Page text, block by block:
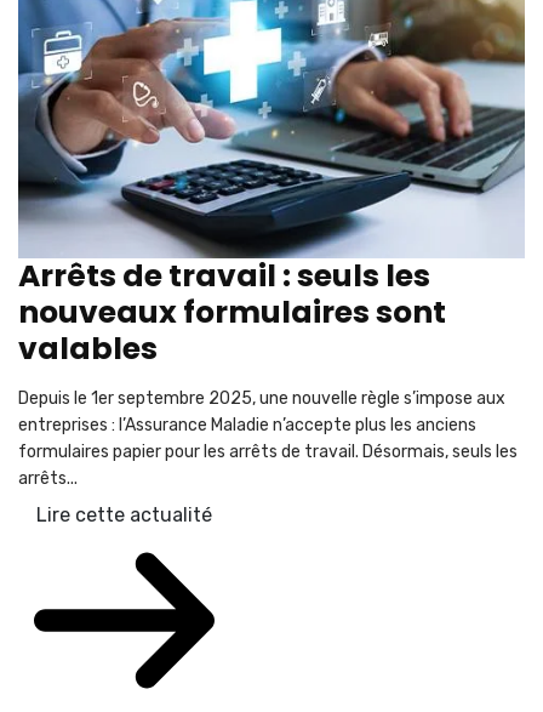
Arrêts de travail : seuls les
nouveaux formulaires sont
valables
Depuis le 1er septembre 2025, une nouvelle règle s’impose aux
entreprises : l’Assurance Maladie n’accepte plus les anciens
formulaires papier pour les arrêts de travail. Désormais, seuls les
arrêts...
Lire cette actualité